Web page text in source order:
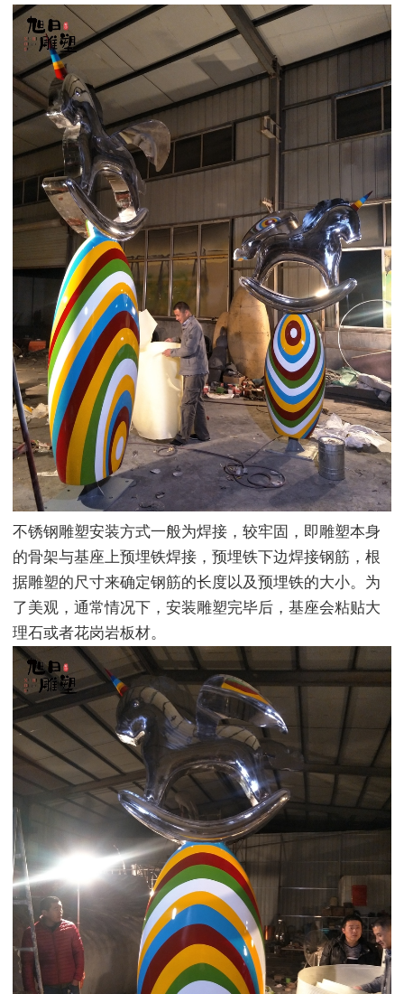
不锈钢雕塑安装方式一般为焊接，较牢固，即雕塑本身
的骨架与基座上预埋铁焊接，预埋铁下边焊接钢筋，根
据雕塑的尺寸来确定钢筋的长度以及预埋铁的大小。为
了美观，通常情况下，安装雕塑完毕后，基座会粘贴大
理石或者花岗岩板材。